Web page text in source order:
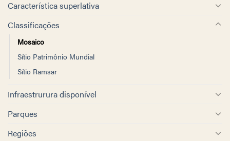
Característica superlativa
Classificações
Mosaico
Sítio Patrimônio Mundial
Sítio Ramsar
Infraestrurura disponível
Parques
Regiões